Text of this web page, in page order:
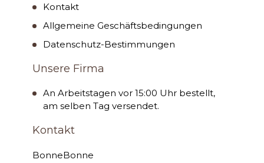
Kontakt
Allgemeine Geschäftsbedingungen
Datenschutz-Bestimmungen
Unsere Firma
An Arbeitstagen vor 15:00 Uhr bestellt,
am selben Tag versendet.
Kontakt
BonneBonne